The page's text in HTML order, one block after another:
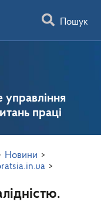
Пошук
управління
праці
Новини >
>